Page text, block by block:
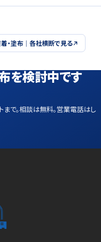
・塗布｜各社横断で見る
を検討中です
まで。相談は無料。営業電話はし